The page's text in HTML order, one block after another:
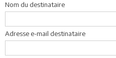
Nom du destinataire
Adresse e-mail destinataire